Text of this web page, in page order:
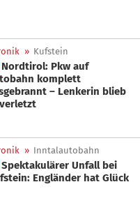
» Kufstein
komplett
– Lenkerin blieb
» Inntalautobahn
Engländer hat Glück